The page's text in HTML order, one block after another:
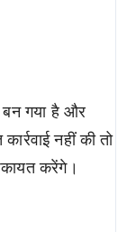
बन गया है और
नहीं की तो
करेंगे।